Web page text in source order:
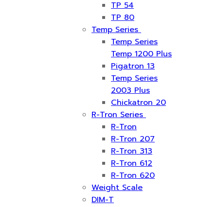
TP 54
TP 80
Temp Series
Temp Series
Temp 1200 Plus
Pigatron 13
Temp Series
2003 Plus
Chickatron 20
R-Tron Series
R-Tron
R-Tron 207
R-Tron 313
R-Tron 612
R-Tron 620
Weight Scale
DIM-T